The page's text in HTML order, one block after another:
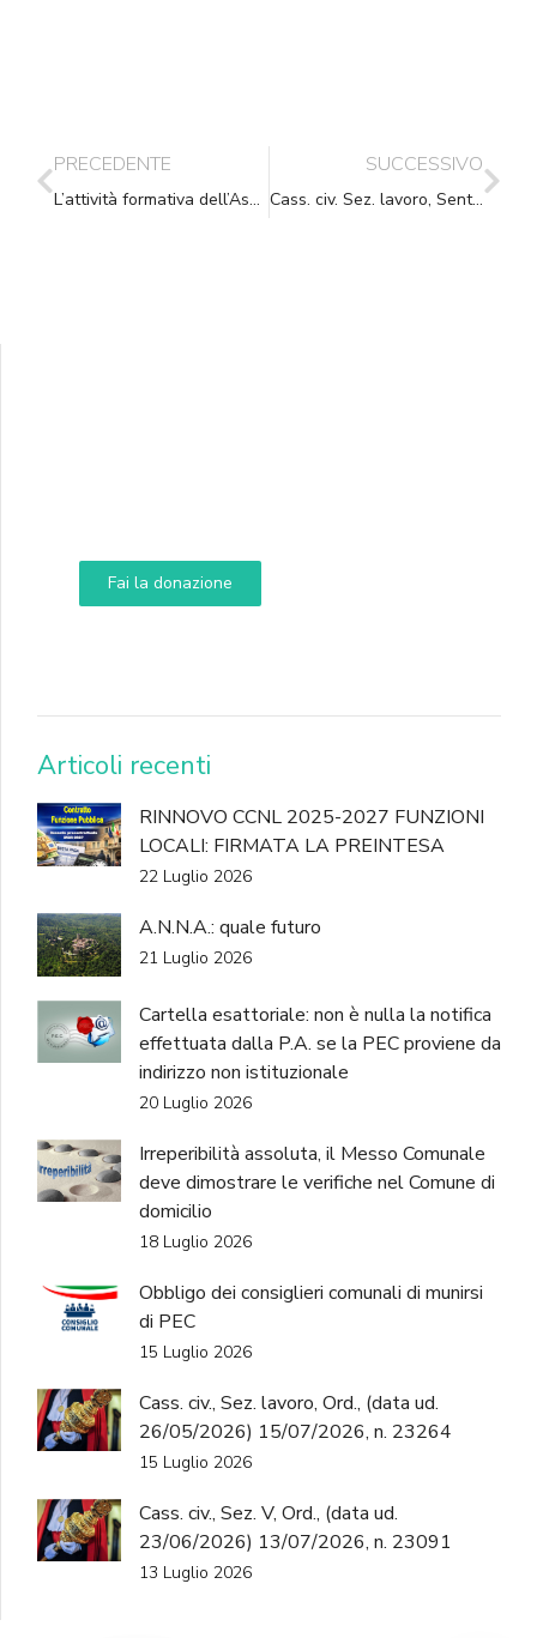
PRECEDENTE
L’attività formativa dell’Associazione – anno 2019
SUCCESSIVO
Cass. civ. Sez. lavoro, Sent., (ud. 08-03-2018) 04-07-2018, n. 17514
Fai la donazione
DONA
Articoli recenti
RINNOVO CCNL 2025-2027 FUNZIONI
LOCALI: FIRMATA LA PREINTESA
22 Luglio 2026
A.N.N.A.: quale futuro
21 Luglio 2026
Cartella esattoriale: non è nulla la notifica
effettuata dalla P.A. se la PEC proviene da
indirizzo non istituzionale
20 Luglio 2026
Irreperibilità assoluta, il Messo Comunale
deve dimostrare le verifiche nel Comune di
domicilio
18 Luglio 2026
Obbligo dei consiglieri comunali di munirsi
di PEC
15 Luglio 2026
Cass. civ., Sez. lavoro, Ord., (data ud.
26/05/2026) 15/07/2026, n. 23264
15 Luglio 2026
Cass. civ., Sez. V, Ord., (data ud.
23/06/2026) 13/07/2026, n. 23091
13 Luglio 2026